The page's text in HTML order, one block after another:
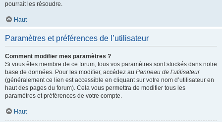
pourrait les résoudre.
Haut
Paramètres et préférences de l’utilisateur
Comment modifier mes paramètres ?
Si vous êtes membre de ce forum, tous vos paramètres sont stockés dans notre
base de données. Pour les modifier, accédez au Panneau de l’utilisateur
(généralement ce lien est accessible en cliquant sur votre nom d’utilisateur en
haut des pages du forum). Cela vous permettra de modifier tous les
paramètres et préférences de votre compte.
Haut